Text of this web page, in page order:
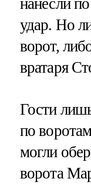
нанесли
удар. Но
ворот,
вратаря
Гости
по
могли
ворота